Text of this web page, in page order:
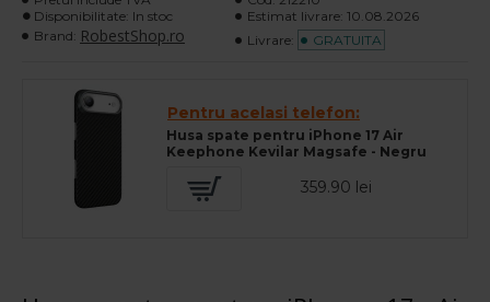
Disponibilitate: In stoc
Brand: RobestShop.ro
Estimat livrare: 10.08.2026
Livrare:
GRATUITA
Pentru acelasi telefon:
Husa spate pentru iPhone 17 Air
Keephone Kevilar Magsafe - Negru
359.90 lei